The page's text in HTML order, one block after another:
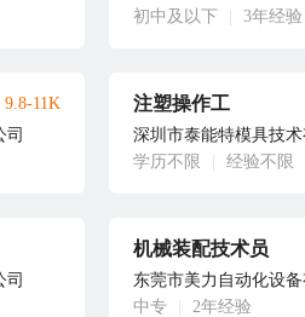
初中及以下
3年经验
9.8-11K 注塑操作工
深圳市泰能特模具技
学历不限
经验不限
机械装配技术员
东莞市美力自动化设
中专
2年经验